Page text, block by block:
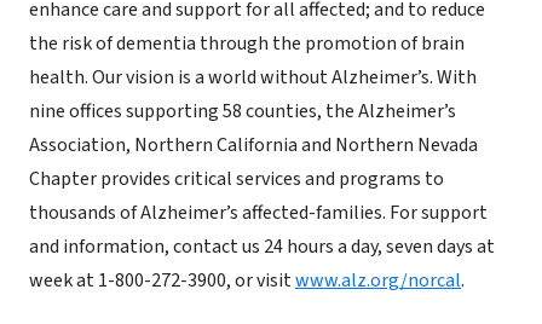
enhance care and support for all affected; and to reduce
the risk of dementia through the promotion of brain
health. Our vision is a world without Alzheimer’s. With
nine offices supporting 58 counties, the Alzheimer’s
Association, Northern California and Northern Nevada
Chapter provides critical services and programs to
thousands of Alzheimer’s affected-families. For support
and information, contact us 24 hours a day, seven days at
week at 1-800-272-3900, or visitwww.alz.org/norcal.